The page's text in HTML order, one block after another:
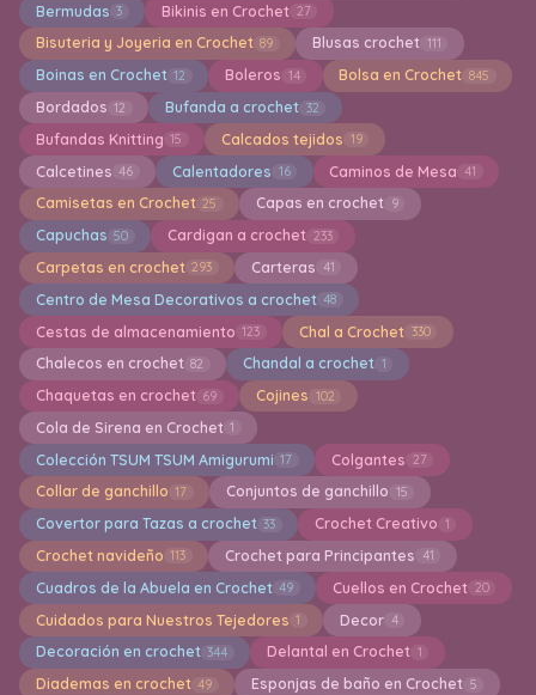
Bermudas 3 Bikinis en Crochet 27
Bisuteria y Joyeria en Crochet 89 Blusas crochet 111
Boinas en Crochet 12 Boleros 14 Bolsa en Crochet 845
Bordados 12 Bufanda a crochet 32
Bufandas Knitting 15 Calcados tejidos 19
Calcetines 46 Calentadores 16 Caminos de Mesa 41
Camisetas en Crochet 25 Capas en crochet 9
Capuchas 50 Cardigan a crochet 233
Carpetas en crochet 293 Carteras 41
Centro de Mesa Decorativos a crochet 48
Cestas de almacenamiento 123 Chal a Crochet 330
Chalecos en crochet 82 Chandal a crochet 1
Chaquetas en crochet 69 Cojines 102
Cola de Sirena en Crochet 1
Colección TSUM TSUM Amigurumi 17 Colgantes 27
Collar de ganchillo 17 Conjuntos de ganchillo 15
Covertor para Tazas a crochet 33 Crochet Creativo 1
Crochet navideño 113 Crochet para Principantes 41
Cuadros de la Abuela en Crochet 49 Cuellos en Crochet 20
Cuidados para Nuestros Tejedores 1 Decor 4
Decoración en crochet 344 Delantal en Crochet 1
Diademas en crochet 49 Esponjas de baño en Crochet 5